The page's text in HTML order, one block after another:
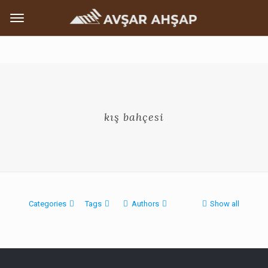
kış bahçesi
Categories Tags Authors Show all